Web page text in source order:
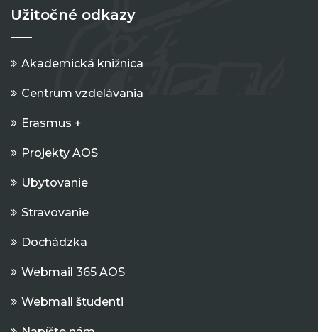
Užitočné odkazy
Akademická knižnica
Centrum vzdelávania
Erasmus +
Projekty AOS
Ubytovanie
Stravovanie
Dochádzka
Webmail 365 AOS
Webmail študenti